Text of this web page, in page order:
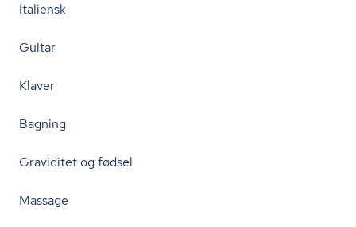
Italiensk
Guitar
Klaver
Bagning
Graviditet og fødsel
Massage